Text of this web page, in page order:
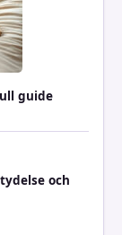
guide
och